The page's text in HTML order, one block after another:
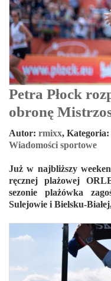
Petra Płock
obronę
Autor: rmixx, Kategoria:
Wiadomości sportowe
Już w najbliższy
ręcznej plażowej
sezonie plażówka
Sulejowie i Bielsku-